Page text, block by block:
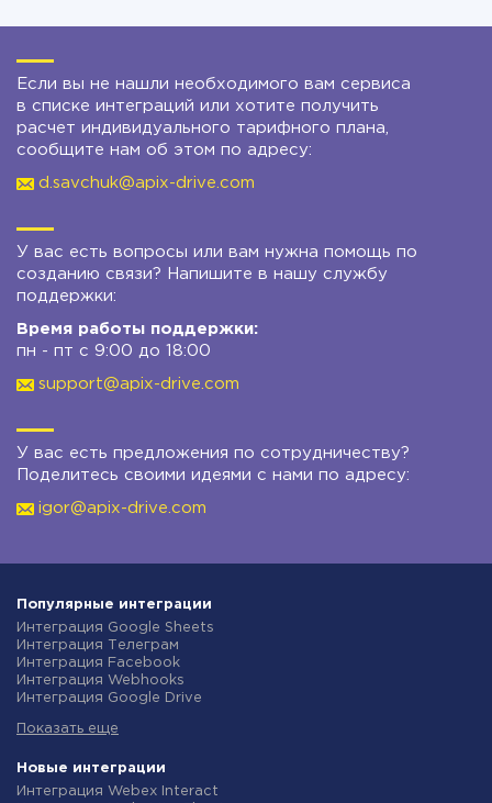
Если вы не нашли необходимого вам сервиса
в списке интеграций или хотите получить
расчет индивидуального тарифного плана,
сообщите нам об этом по адресу:
d.savchuk@apix-drive.com
У вас есть вопросы или вам нужна помощь по
созданию связи? Напишите в нашу службу
поддержки:
Время работы поддержки:
пн - пт с 9:00 до 18:00
support@apix-drive.com
У вас есть предложения по сотрудничеству?
Поделитесь своими идеями с нами по адресу:
igor@apix-drive.com
Популярные интеграции
Интеграция Google Sheets
Интеграция Телеграм
Интеграция Facebook
Интеграция Webhooks
Интеграция Google Drive
Интеграция Gmail
Интеграция Новая Почта
Интеграция Binotel
Показать еще
Новые интеграции
Интеграция Webex Interact